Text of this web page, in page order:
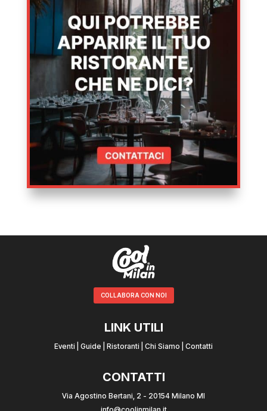
COLLABORA CON NOI
LINK UTILI
Eventi Guide Ristoranti Chi Siamo Contatti
CONTATTI
Via Agostino Bertani, 2 - 20154 Milano MI